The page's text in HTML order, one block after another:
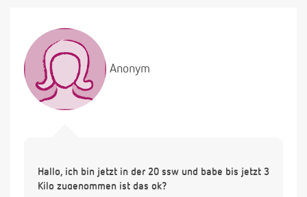
Anonym
Hallo, ich bin jetzt in der 20 ssw und babe bis jetzt 3
Kilo zugenommen ist das ok?